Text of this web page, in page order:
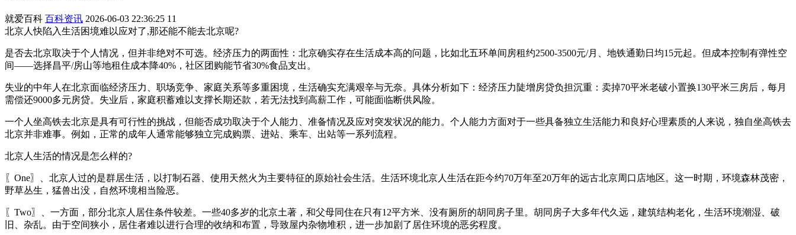
就爱百科 百科资讯 2026-06-03 22:36:25 11
北京人快陷入生活困境难以应对了,那还能不能去北京呢?
是否去北京取决于个人情况，但并非绝对不可选。经济压力的两面性：北京确实存在生活成本高的问题，比如北五环单间房租约2500-3500元/月、地铁通勤日均15元起。但成本控制有弹性空
间——选择昌平/房山等地租住成本降40%，社区团购能节省30%食品支出。
失业的中年人在北京面临经济压力、职场竞争、家庭关系等多重困境，生活确实充满艰辛与无奈。具体分析如下：经济压力陡增房贷负担沉重：卖掉70平米老破小置换130平米三房后，每月
需偿还9000多元房贷。失业后，家庭积蓄难以支撑长期还款，若无法找到高薪工作，可能面临断供风险。
一个人坐高铁去北京是具有可行性的挑战，但能否成功取决于个人能力、准备情况及应对突发状况的能力。个人能力方面对于一些具备独立生活能力和良好心理素质的人来说，独自坐高铁去
北京并非难事。例如，正常的成年人通常能够独立完成购票、进站、乘车、出站等一系列流程。
北京人生活的情况是怎么样的?
〖One〗、北京人过的是群居生活，以打制石器、使用天然火为主要特征的原始社会生活。生活环境北京人生活在距今约70万年至20万年的远古北京周口店地区。这一时期，环境森林茂密，
野草丛生，猛兽出没，自然环境相当险恶。
〖Two〗、一方面，部分北京人居住条件较差。一些40多岁的北京土著，和父母同住在只有12平方米、没有厕所的胡同房子里。胡同房子大多年代久远，建筑结构老化，生活环境潮湿、破
旧、杂乱。由于空间狭小，居住者难以进行合理的收纳和布置，导致屋内杂物堆积，进一步加剧了居住环境的恶劣程度。